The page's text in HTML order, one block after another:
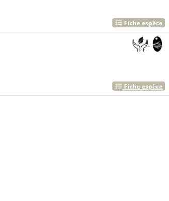
Fiche espèce
Fiche espèce